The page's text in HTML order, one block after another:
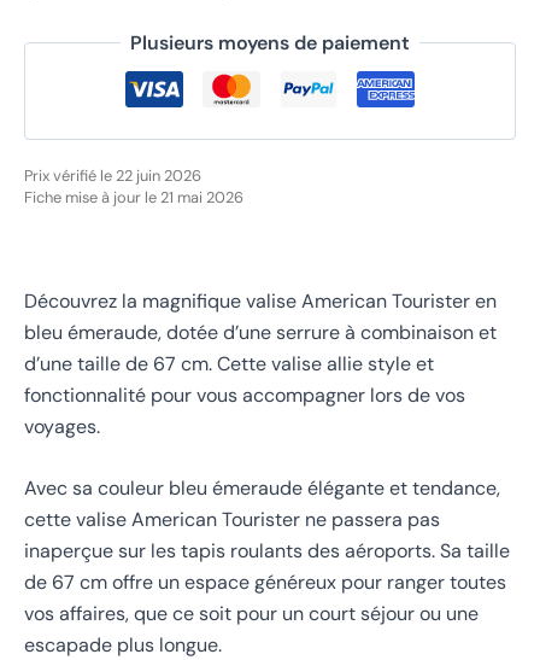
Plusieurs moyens de paiement
Prix vérifié le 22 juin 2026
Fiche mise à jour le 21 mai 2026
Découvrez la magnifique valise American Tourister en
bleu émeraude, dotée d’une serrure à combinaison et
d’une taille de 67 cm. Cette valise allie style et
fonctionnalité pour vous accompagner lors de vos
voyages.
Avec sa couleur bleu émeraude élégante et tendance,
cette valise American Tourister ne passera pas
inaperçue sur les tapis roulants des aéroports. Sa taille
de 67 cm offre un espace généreux pour ranger toutes
vos affaires, que ce soit pour un court séjour ou une
escapade plus longue.